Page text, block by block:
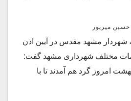
میرپور
شهردار مشهد مقدس در آیین اذن
مختلف شهرداری مشهد گفت:
امروز گرد هم آمدند تا با